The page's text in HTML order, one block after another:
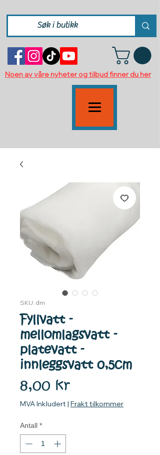
Noen av våre nyheter og tilbud finner du her
SKU: dm
Fyllvatt -
mellomlagsvatt -
platevatt -
innleggsvatt 0,5cm
8,00 krPris
MVA Inkludert | Frakt tilkommer
Antall *